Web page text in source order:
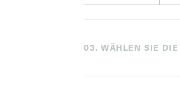
03. WÄHLEN SIE